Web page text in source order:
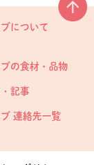
について
の食材・品物
記事
連絡先一覧